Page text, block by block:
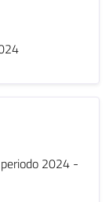
2024 -